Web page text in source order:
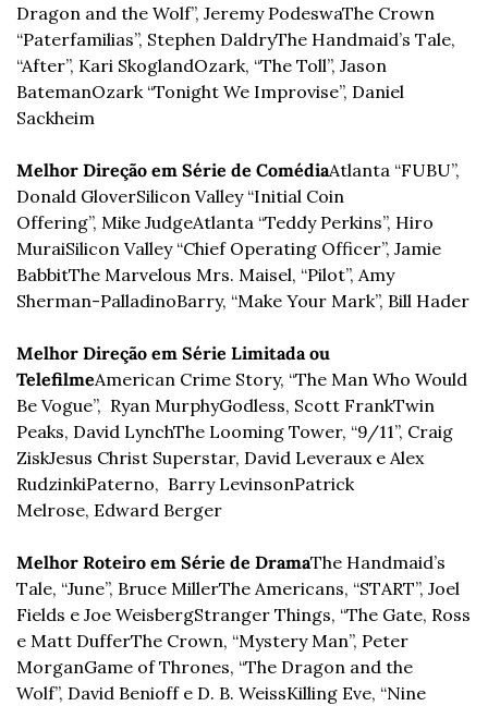
Dragon and the Wolf”, Jeremy PodeswaThe Crown
“Paterfamilias”, Stephen DaldryThe Handmaid’s Tale,
“After”, Kari SkoglandOzark, “The Toll”, Jason
BatemanOzark “Tonight We Improvise”, Daniel
Sackheim
Melhor Direção em Série de ComédiaAtlanta “FUBU”,
Donald GloverSilicon Valley “Initial Coin
Offering”, Mike JudgeAtlanta “Teddy Perkins”, Hiro
MuraiSilicon Valley “Chief Operating Officer”, Jamie
BabbitThe Marvelous Mrs. Maisel, “Pilot”, Amy
Sherman-PalladinoBarry, “Make Your Mark”, Bill Hader
Melhor Direção em Série Limitada ou
TelefilmeAmerican Crime Story, “The Man Who Would
Be Vogue”,  Ryan MurphyGodless, Scott FrankTwin
Peaks, David LynchThe Looming Tower, “9/11”, Craig
ZiskJesus Christ Superstar, David Leveraux e Alex
RudzinkiPaterno,  Barry LevinsonPatrick
Melrose, Edward Berger
Melhor Roteiro em Série de DramaThe Handmaid’s
Tale, “June”, Bruce MillerThe Americans, “START”, Joel
Fields e Joe WeisbergStranger Things, “The Gate, Ross
e Matt DufferThe Crown, “Mystery Man”, Peter
MorganGame of Thrones, “The Dragon and the
Wolf”, David Benioff e D. B. WeissKilling Eve, “Nine